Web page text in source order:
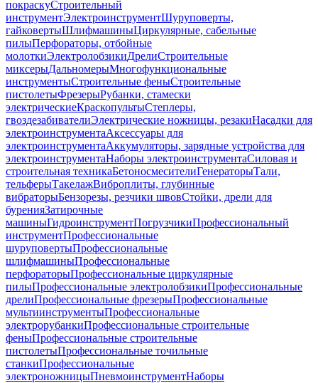
покраскуСтроительный
инструментЭлектроинструментШуруповерты,
гайковертыШлифмашиныЦиркулярные, сабельные
пилыПерфораторы, отбойные
молоткиЭлектролобзикиДрелиСтроительные
миксерыДальномерыМногофункциональные
инструментыСтроительные феныСтроительные
пистолетыФрезерыРубанки, стамески
электрическиеКраскопультыСтеплеры,
гвоздезабивателиЭлектрические ножницы, резакиНасадки для
электроинструментаАксессуары для
электроинструментаАккумуляторы, зарядные устройства для
электроинструментаНаборы электроинструментаСиловая и
строительная техникаБетоносмесителиГенераторыТали,
тельферыТакелажВиброплиты, глубинные
вибраторыБензорезы, резчики швовСтойки, дрели для
буренияЗатирочные
машиныГидроинструментПогрузчикиПрофессиональный
инструментПрофессиональные
шуруповертыПрофессиональные
шлифмашиныПрофессиональные
перфораторыПрофессиональные циркулярные
пилыПрофессиональные электролобзикиПрофессиональные
дрелиПрофессиональные фрезерыПрофессиональные
мультиинструментыПрофессиональные
электрорубанкиПрофессиональные строительные
феныПрофессиональные строительные
пистолетыПрофессиональные точильные
станкиПрофессиональные
электроножницыПневмоинструментНаборы